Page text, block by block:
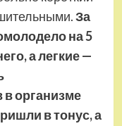
За
на 5
а легкие —
организме
в тонус, а